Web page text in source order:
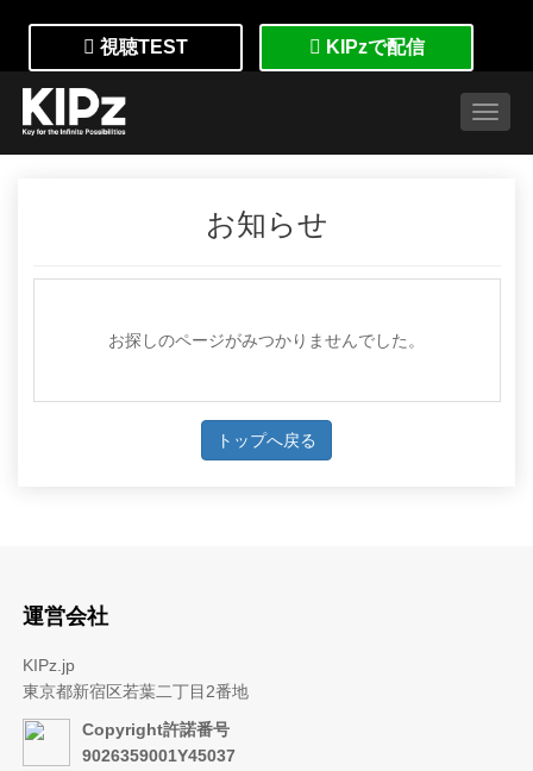
視聴TEST KIPzで配信
お知らせ
お探しのページがみつかりませんでした。
トップへ戻る
運営会社
KIPz.jp
東京都新宿区若葉二丁目2番地
Copyright許諾番号
9026359001Y45037